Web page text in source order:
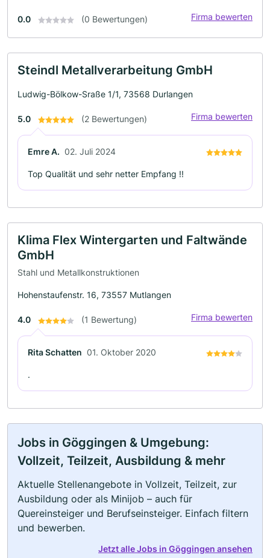
0.0 (0 Bewertungen) Firma bewerten
Steindl Metallverarbeitung GmbH
Ludwig-Bölkow-Sraße 1/1, 73568 Durlangen
5.0 (2 Bewertungen) Firma bewerten
Emre A. 02. Juli 2024
Top Qualität und sehr netter Empfang !!
Klima Flex Wintergarten und Faltwände
GmbH
Stahl und Metallkonstruktionen
Hohenstaufenstr. 16, 73557 Mutlangen
4.0 (1 Bewertung) Firma bewerten
Rita Schatten 01. Oktober 2020
.
Jobs in Göggingen & Umgebung:
Vollzeit, Teilzeit, Ausbildung & mehr
Aktuelle Stellenangebote in Vollzeit, Teilzeit, zur
Ausbildung oder als Minijob – auch für
Quereinsteiger und Berufseinsteiger. Einfach filtern
und bewerben.
Jetzt alle Jobs in Göggingen ansehen